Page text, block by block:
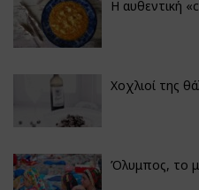
Η αυθεντική
Χοχλιοί της
Όλυμπος, το